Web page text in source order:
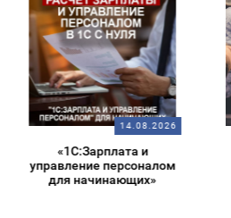
14.08.2026
«1С:Зарплата и
управление персоналом
для начинающих»